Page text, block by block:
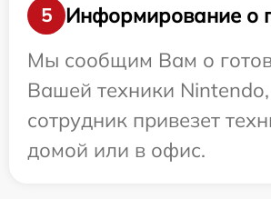
5
Информирование о
Мы сообщим Вам о
Вашей техники
сотрудник привезет
домой или в офис.